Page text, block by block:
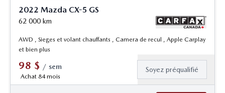
2022 Mazda CX-5 GS
62 000 km
AWD , Sieges et volant chauffants , Camera de recul , Apple Carplay
et bien plus
98 $ / sem
Achat 84 mois
Soyez préqualifié